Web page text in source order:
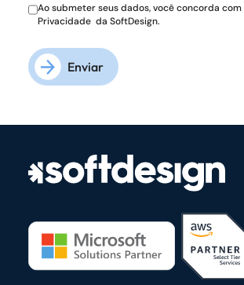
Ao submeter seus dados, você concorda com
Privacidade da SoftDesign.
Enviar